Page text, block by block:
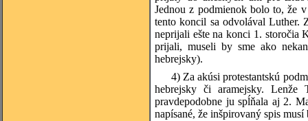
Jednou z podmienok bolo to, že
tento koncil sa odvolával Luther.
neprijali ešte na konci 1. storočia
prijali, museli by sme ako
hebrejsky).
4) Za akúsi protestantskú
hebrejsky či aramejsky. Lenže
pravdepodobne ju spĺňala aj 2.
napísané, že inšpirovaný spis